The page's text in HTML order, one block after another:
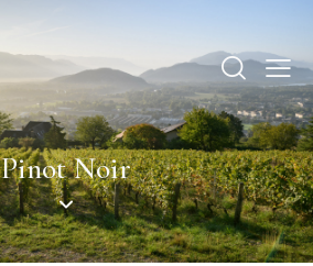
Pinot Noir